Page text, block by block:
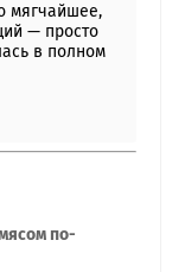
мягчайшее,
— просто
в полном
по-